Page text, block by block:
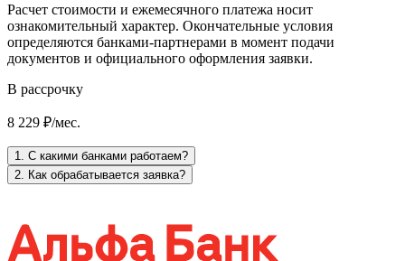
Расчет стоимости и ежемесячного платежа носит
ознакомительный характер. Окончательные условия
определяются банками-партнерами в момент подачи
документов и официального оформления заявки.
В рассрочку
8 229 ₽/мес.
1. С какими банками работаем?
2. Как обрабатывается заявка?